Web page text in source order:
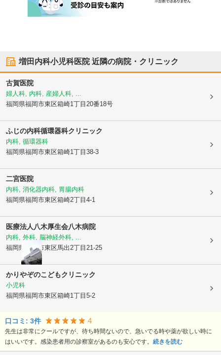
増田内科小児科医院近隣の病院・クリニック
古賀医院
婦人科, 内科, 産婦人科, ...
福岡県福岡市東区箱崎1丁目20番18号
ふじの内科循環器科クリニック
内科, 循環器科
福岡県福岡市東区箱崎1丁目38-3
二宮医院
内科, 消化器内科, 胃腸内科
福岡県福岡市東区箱崎2丁目4-1
医療法人八木厚生会八木病院
内科, 外科, 脳神経外科, ...
福岡県福岡市東区馬出2丁目21-25
かりやぞのこどもクリニック
小児科
福岡県福岡市東区箱崎1丁目5-2
口コミ: 3件 4
先生は非常にクールですが、待ち時間ないので、急いでる時や薬が欲しい時に
はいいです。感染患者用の診察室があるのも安心です。 続きを読む